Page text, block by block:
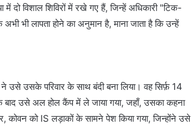
में दो विशाल शिविरों में रखे गए हैं, जिन्हें अधिकारी "टिक-
भी लापता होने का अनुमान है, माना जाता है कि उन्हें
उसे उसके परिवार के साथ बंदी बना लिया। वह सिर्फ़ 14
उसे अल होल कैंप में ले जाया गया, जहाँ, उसका कहना
कोवन को IS लड़ाकों के सामने पेश किया गया, जिन्होंने उसे